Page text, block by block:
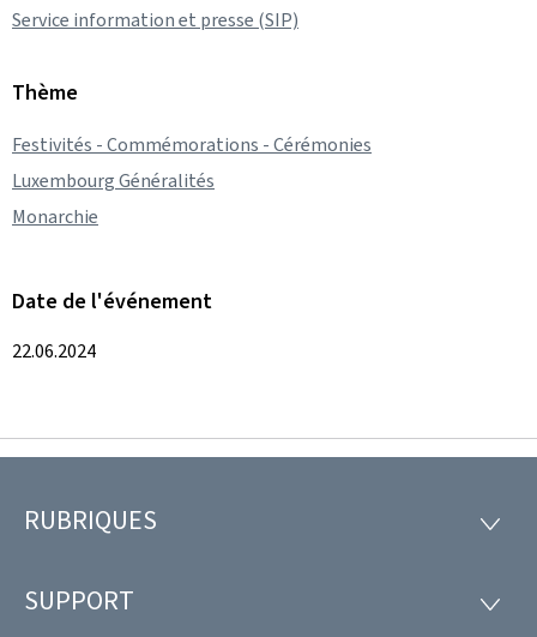
Service information et presse (SIP)
Thème
Festivités - Commémorations - Cérémonies
Luxembourg Généralités
Monarchie
Date de l'événement
22.06.2024
Pied
page
RUBRIQUES
SUPPORT